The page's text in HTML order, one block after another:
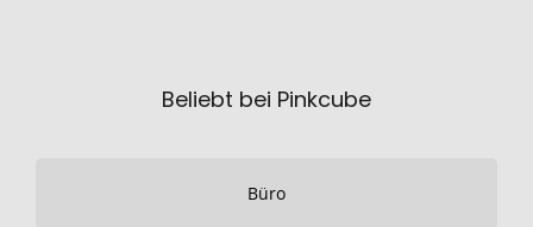
Beliebt bei Pinkcube
Büro